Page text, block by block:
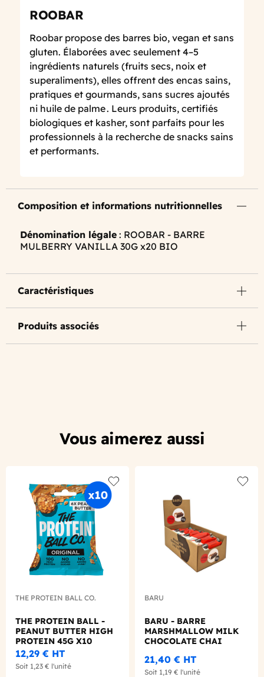
ROOBAR
Roobar propose des barres bio, vegan et sans
gluten. Élaborées avec seulement 4–5
ingrédients naturels (fruits secs, noix et
superaliments), elles offrent des encas sains,
pratiques et gourmands, sans sucres ajoutés
ni huile de palme . Leurs produits, certifiés
biologiques et kasher, sont parfaits pour les
professionnels à la recherche de snacks sains
et performants.
Composition et informations nutritionnelles
Dénomination légale : ROOBAR - BARRE
MULBERRY VANILLA 30G x20 BIO
Caractéristiques
Produits associés
Vous aimerez aussi
Add to wishlist
THE PROTEIN BALL CO.
THE PROTEIN BALL -
PEANUT BUTTER HIGH
PROTEIN 45G X10
12,29 € HT
Soit 1,23 € l'unité
BARU
BARU - BARRE
MARSHMALLOW MILK
CHOCOLATE CHAI
21,40 € HT
Soit 1,19 € l'unité